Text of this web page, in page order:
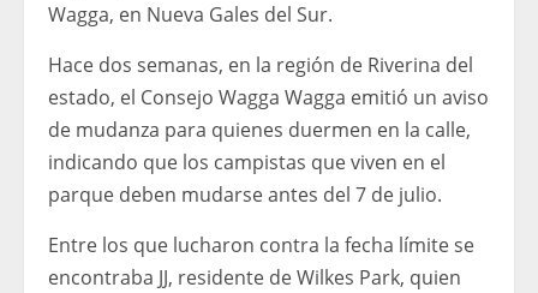
Wagga, en Nueva Gales del Sur.
Hace dos semanas, en la región de Riverina del
estado, el Consejo Wagga Wagga emitió un aviso
de mudanza para quienes duermen en la calle,
indicando que los campistas que viven en el
parque deben mudarse antes del 7 de julio.
Entre los que lucharon contra la fecha límite se
encontraba JJ, residente de Wilkes Park, quien